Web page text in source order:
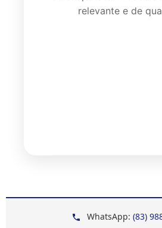
relevante e de
WhatsApp: (83)